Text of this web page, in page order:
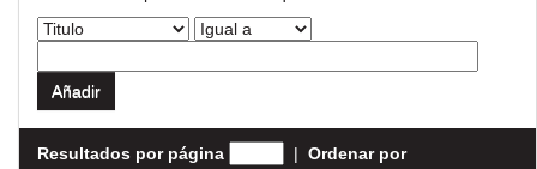
Resultados por página | Ordenar por